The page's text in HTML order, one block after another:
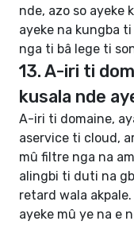
nde, azo so ayeke
ayeke na kungba
nga ti bâ lege ti
13. A-iri ti
kusala nde
A-iri ti domaine,
aservice ti cloud,
mû filtre nga na
alingbi ti duti na
retard wala
ayeke mû ye na e